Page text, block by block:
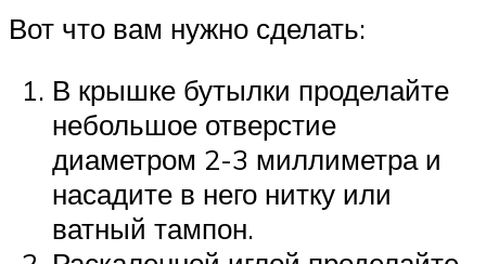
Вот что вам нужно сделать:
В крышке бутылки проделайте
небольшое отверстие
диаметром 2-3 миллиметра и
насадите в него нитку или
ватный тампон.